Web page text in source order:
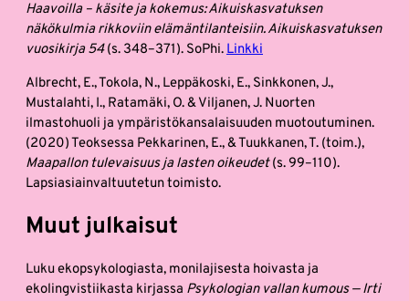
Haavoilla – käsite ja kokemus: Aikuiskasvatuksen
näkökulmia rikkoviin elämäntilanteisiin. Aikuiskasvatuksen
vuosikirja 54(s. 348–371). SoPhi.Linkki
Albrecht, E., Tokola, N., Leppäkoski, E., Sinkkonen, J.,
Mustalahti, I., Ratamäki, O. & Viljanen, J. Nuorten
ilmastohuoli ja ympäristökansalaisuuden muotoutuminen.
(2020) Teoksessa Pekkarinen, E., & Tuukkanen, T. (toim.),
Maapallon tulevaisuus ja lasten oikeudet(s. 99–110).
Lapsiasiainvaltuutetun toimisto.
Muut julkaisut
Luku ekopsykologiasta, monilajisesta hoivasta ja
ekolingvistiikasta kirjassa Psykologian vallan kumous — Irti